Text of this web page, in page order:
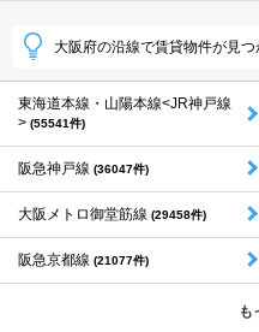
大阪府の沿線で賃貸物件が見つ
東海道本線・山陽本線<JR神戸線
> (55541件)
阪急神戸線 (36047件)
大阪メトロ御堂筋線 (29458件)
阪急京都線 (21077件)
も